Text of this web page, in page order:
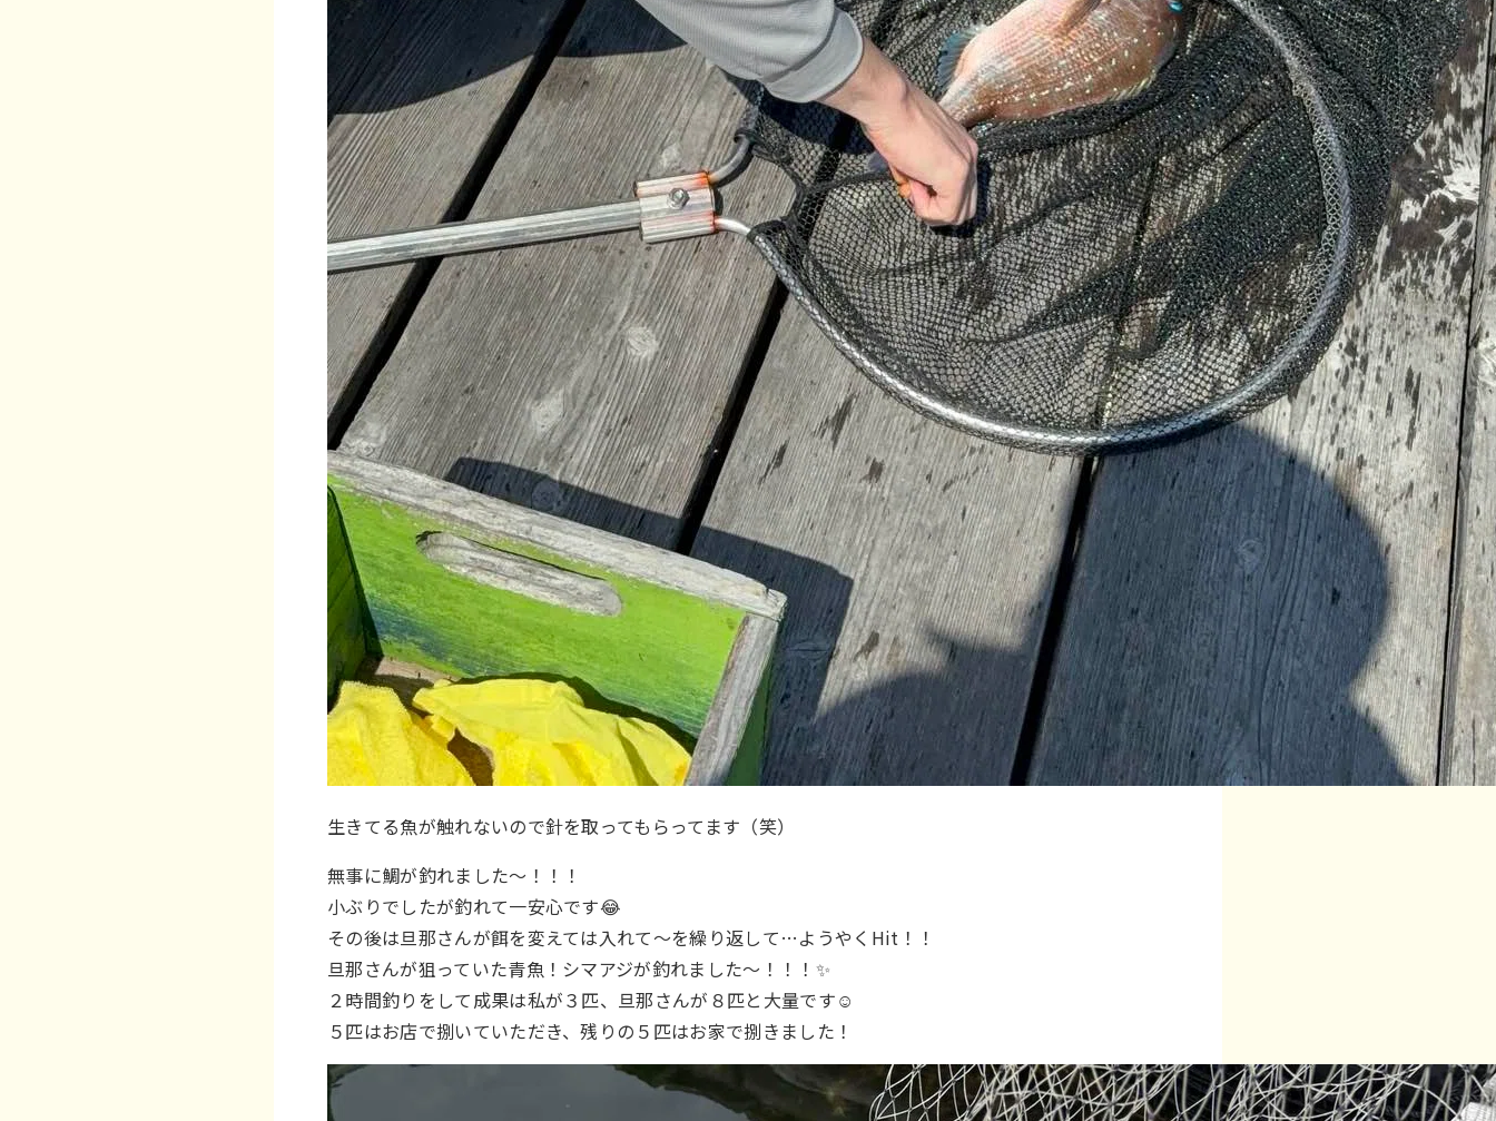
生きてる魚が触れないので針を取ってもらってます（笑）
無事に鯛が釣れました～！！！
小ぶりでしたが釣れて一安心です😂
その後は旦那さんが餌を変えては入れて～を繰り返して…ようやくHit！！
旦那さんが狙っていた青魚！シマアジが釣れました～！！！✨
２時間釣りをして成果は私が３匹、旦那さんが８匹と大量です☺
５匹はお店で捌いていただき、残りの５匹はお家で捌きました！